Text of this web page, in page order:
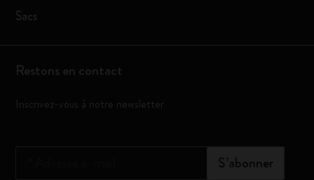
Sacs
Restons en contact
Inscrivez-vous à notre newsletter
S’abonner